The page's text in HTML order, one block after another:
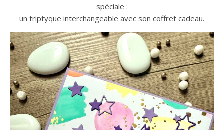
spéciale :
un triptyque interchangeable avec son coffret cadeau.